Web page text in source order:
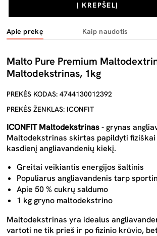
Į KREPŠELĮ
Apie prekę Kaip naudotis
Malto Pure Premium
Maltodekstrinas, 1kg
PREKĖS KODAS: 4744130012392
PREKĖS ŽENKLAS: ICONFIT
ICONFIT Maltodekstrinas- grynas
Maltodekstrinas skirtas papildyti fiziškai
kasdienį angliavandenių kiekį.
Greitai veikiantis energijos šaltinis
Populiarus angliavandenis tarp
Apie 50 % cukrų saldumo
1 kg gryno maltodekstrino
Maltodekstrinas yra idealus
vartoti ne tik prieš ir po fizinio krūvio,